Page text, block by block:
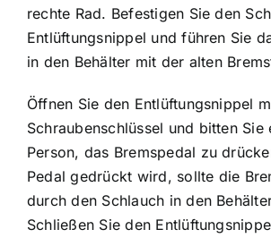
rechte Rad. Befestigen Sie den
Entlüftungsnippel und führen Sie
in den Behälter mit der alten
Öffnen Sie den Entlüftungsnippel
Schraubenschlüssel und bitten Sie
Person, das Bremspedal zu
Pedal gedrückt wird, sollte die
durch den Schlauch in den
Schließen Sie den